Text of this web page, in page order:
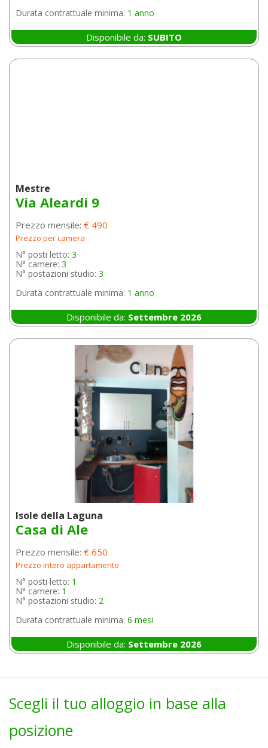
Durata contrattuale minima: 1 anno
Disponibile da: SUBITO
Mestre
Via Aleardi 9
Prezzo mensile: € 490
Prezzo per camera
N° posti letto: 3
N° camere: 3
N° postazioni studio: 3
Durata contrattuale minima: 1 anno
Disponibile da: Settembre 2026
Isole della Laguna
Casa di Ale
Prezzo mensile: € 650
Prezzo intero appartamento
N° posti letto: 1
N° camere: 1
N° postazioni studio: 2
Durata contrattuale minima: 6 mesi
Disponibile da: Settembre 2026
Scegli il tuo alloggio in base alla
posizione